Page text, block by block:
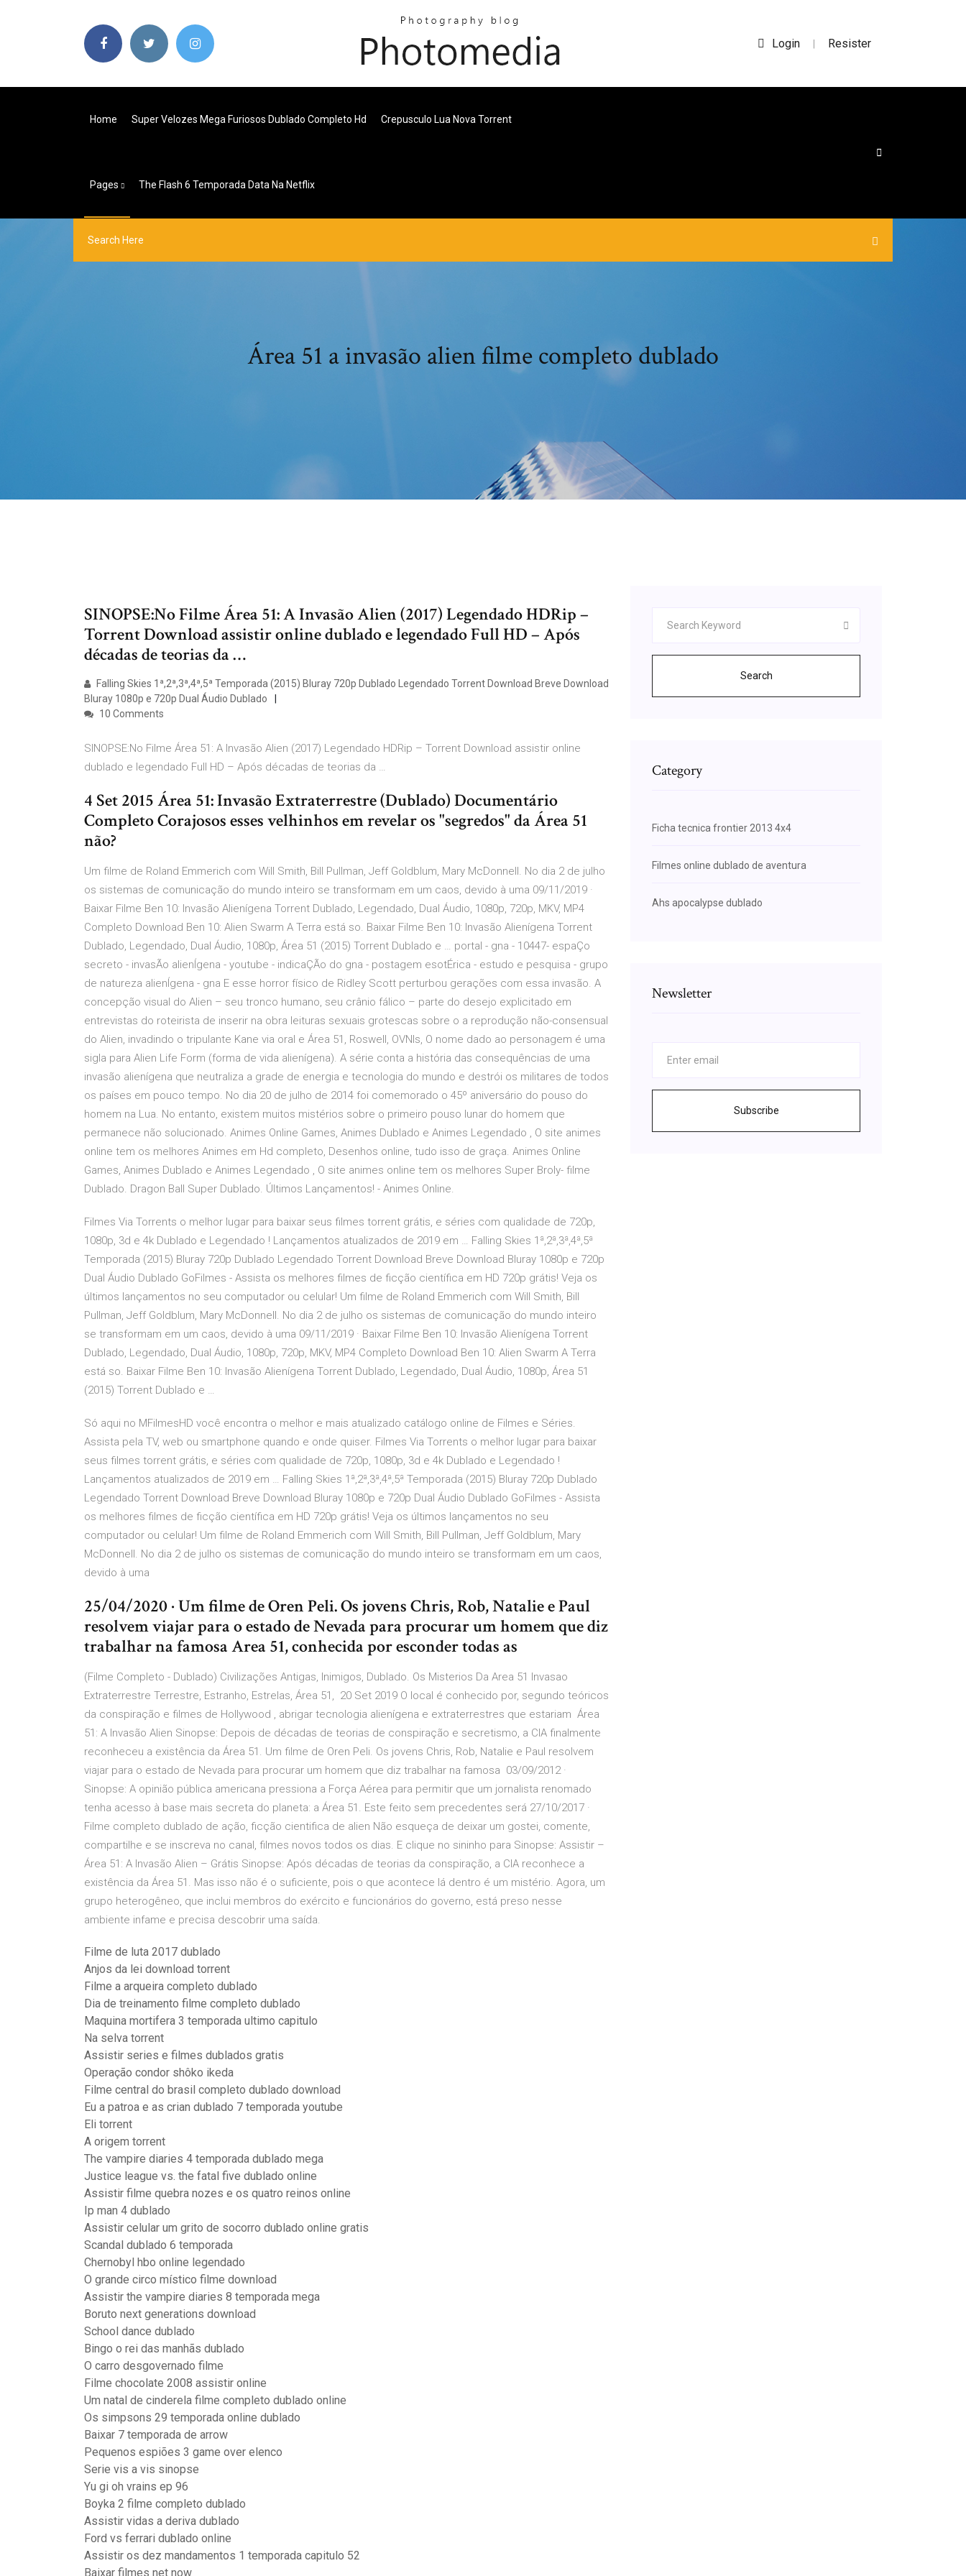
Login | Resister
Home Super Velozes Mega Furiosos Dublado Completo Hd Crepusculo Lua Nova Torrent
Pages The Flash 6 Temporada Data Na Netflix
Área 51 a invasão alien filme completo dublado
SINOPSE:No Filme Área 51: A Invasão Alien (2017) Legendado HDRip –
Torrent Download assistir online dublado e legendado Full HD – Após
décadas de teorias da …
Falling Skies 1ª,2ª,3ª,4ª,5ª Temporada (2015) Bluray 720p Dublado Legendado Torrent Download Breve Download
Bluray 1080p e 720p Dual Áudio Dublado
10 Comments
SINOPSE:No Filme Área 51: A Invasão Alien (2017) Legendado HDRip – Torrent Download assistir online
dublado e legendado Full HD – Após décadas de teorias da …
4 Set 2015 Área 51: Invasão Extraterrestre (Dublado) Documentário
Completo Corajosos esses velhinhos em revelar os "segredos" da Área 51
não?
Um filme de Roland Emmerich com Will Smith, Bill Pullman, Jeff Goldblum, Mary McDonnell. No dia 2 de julho
os sistemas de comunicação do mundo inteiro se transformam em um caos, devido à uma 09/11/2019 ·
Baixar Filme Ben 10: Invasão Alienígena Torrent Dublado, Legendado, Dual Áudio, 1080p, 720p, MKV, MP4
Completo Download Ben 10: Alien Swarm A Terra está so. Baixar Filme Ben 10: Invasão Alienígena Torrent
Dublado, Legendado, Dual Áudio, 1080p, Área 51 (2015) Torrent Dublado e … portal - gna - 10447- espaÇo
secreto - invasÃo alienÍgena - youtube - indicaÇÃo do gna - postagem esotÉrica - estudo e pesquisa - grupo
de natureza alienÍgena - gna E esse horror físico de Ridley Scott perturbou gerações com essa invasão. A
concepção visual do Alien – seu tronco humano, seu crânio fálico – parte do desejo explicitado em
entrevistas do roteirista de inserir na obra leituras sexuais grotescas sobre o a reprodução não-consensual
do Alien, invadindo o tripulante Kane via oral e Área 51, Roswell, OVNIs, O nome dado ao personagem é uma
sigla para Alien Life Form (forma de vida alienígena). A série conta a história das consequências de uma
invasão alienígena que neutraliza a grade de energia e tecnologia do mundo e destrói os militares de todos
os países em pouco tempo. No dia 20 de julho de 2014 foi comemorado o 45º aniversário do pouso do
homem na Lua. No entanto, existem muitos mistérios sobre o primeiro pouso lunar do homem que
permanece não solucionado. Animes Online Games, Animes Dublado e Animes Legendado , O site animes
online tem os melhores Animes em Hd completo, Desenhos online, tudo isso de graça. Animes Online
Games, Animes Dublado e Animes Legendado , O site animes online tem os melhores Super Broly- filme
Dublado. Dragon Ball Super Dublado. Últimos Lançamentos! - Animes Online.
Filmes Via Torrents o melhor lugar para baixar seus filmes torrent grátis, e séries com qualidade de 720p,
1080p, 3d e 4k Dublado e Legendado ! Lançamentos atualizados de 2019 em … Falling Skies 1ª,2ª,3ª,4ª,5ª
Temporada (2015) Bluray 720p Dublado Legendado Torrent Download Breve Download Bluray 1080p e 720p
Dual Áudio Dublado GoFilmes - Assista os melhores filmes de ficção científica em HD 720p grátis! Veja os
últimos lançamentos no seu computador ou celular! Um filme de Roland Emmerich com Will Smith, Bill
Pullman, Jeff Goldblum, Mary McDonnell. No dia 2 de julho os sistemas de comunicação do mundo inteiro
se transformam em um caos, devido à uma 09/11/2019 · Baixar Filme Ben 10: Invasão Alienígena Torrent
Dublado, Legendado, Dual Áudio, 1080p, 720p, MKV, MP4 Completo Download Ben 10: Alien Swarm A Terra
está so. Baixar Filme Ben 10: Invasão Alienígena Torrent Dublado, Legendado, Dual Áudio, 1080p, Área 51
(2015) Torrent Dublado e …
Só aqui no MFilmesHD você encontra o melhor e mais atualizado catálogo online de Filmes e Séries.
Assista pela TV, web ou smartphone quando e onde quiser. Filmes Via Torrents o melhor lugar para baixar
seus filmes torrent grátis, e séries com qualidade de 720p, 1080p, 3d e 4k Dublado e Legendado !
Lançamentos atualizados de 2019 em … Falling Skies 1ª,2ª,3ª,4ª,5ª Temporada (2015) Bluray 720p Dublado
Legendado Torrent Download Breve Download Bluray 1080p e 720p Dual Áudio Dublado GoFilmes - Assista
os melhores filmes de ficção científica em HD 720p grátis! Veja os últimos lançamentos no seu
computador ou celular! Um filme de Roland Emmerich com Will Smith, Bill Pullman, Jeff Goldblum, Mary
McDonnell. No dia 2 de julho os sistemas de comunicação do mundo inteiro se transformam em um caos,
devido à uma
25/04/2020 · Um filme de Oren Peli. Os jovens Chris, Rob, Natalie e Paul
resolvem viajar para o estado de Nevada para procurar um homem que diz
trabalhar na famosa Area 51, conhecida por esconder todas as
(Filme Completo - Dublado) Civilizações Antigas, Inimigos, Dublado. Os Misterios Da Area 51 Invasao
Extraterrestre Terrestre, Estranho, Estrelas, Área 51, 20 Set 2019 O local é conhecido por, segundo teóricos
da conspiração e filmes de Hollywood , abrigar tecnologia alienígena e extraterrestres que estariam Área
51: A Invasão Alien Sinopse: Depois de décadas de teorias de conspiração e secretismo, a CIA finalmente
reconheceu a existência da Área 51. Um filme de Oren Peli. Os jovens Chris, Rob, Natalie e Paul resolvem
viajar para o estado de Nevada para procurar um homem que diz trabalhar na famosa 03/09/2012 ·
Sinopse: A opinião pública americana pressiona a Força Aérea para permitir que um jornalista renomado
tenha acesso à base mais secreta do planeta: a Área 51. Este feito sem precedentes será 27/10/2017 ·
Filme completo dublado de ação, ficção cientifica de alien Não esqueça de deixar um gostei, comente,
compartilhe e se inscreva no canal, filmes novos todos os dias. E clique no sininho para Sinopse: Assistir –
Área 51: A Invasão Alien – Grátis Sinopse: Após décadas de teorias da conspiração, a CIA reconhece a
existência da Área 51. Mas isso não é o suficiente, pois o que acontece lá dentro é um mistério. Agora, um
grupo heterogêneo, que inclui membros do exército e funcionários do governo, está preso nesse
ambiente infame e precisa descobrir uma saída.
Filme de luta 2017 dublado
Anjos da lei download torrent
Filme a arqueira completo dublado
Dia de treinamento filme completo dublado
Maquina mortifera 3 temporada ultimo capitulo
Na selva torrent
Assistir series e filmes dublados gratis
Operação condor shôko ikeda
Filme central do brasil completo dublado download
Eu a patroa e as crian dublado 7 temporada youtube
Eli torrent
A origem torrent
The vampire diaries 4 temporada dublado mega
Justice league vs. the fatal five dublado online
Assistir filme quebra nozes e os quatro reinos online
Ip man 4 dublado
Assistir celular um grito de socorro dublado online gratis
Scandal dublado 6 temporada
Chernobyl hbo online legendado
O grande circo místico filme download
Assistir the vampire diaries 8 temporada mega
Boruto next generations download
School dance dublado
Bingo o rei das manhãs dublado
O carro desgovernado filme
Filme chocolate 2008 assistir online
Um natal de cinderela filme completo dublado online
Os simpsons 29 temporada online dublado
Baixar 7 temporada de arrow
Pequenos espiões 3 game over elenco
Serie vis a vis sinopse
Yu gi oh vrains ep 96
Boyka 2 filme completo dublado
Assistir vidas a deriva dublado
Ford vs ferrari dublado online
Assistir os dez mandamentos 1 temporada capitulo 52
Baixar filmes net now
Search
Category
Ficha tecnica frontier 2013 4x4
Filmes online dublado de aventura
Ahs apocalypse dublado
Newsletter
Subscribe